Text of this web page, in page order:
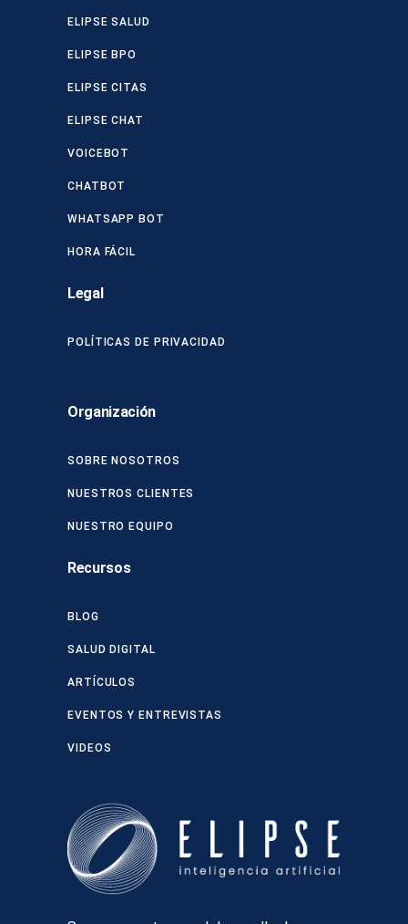
ELIPSE SALUD
ELIPSE BPO
ELIPSE CITAS
ELIPSE CHAT
VOICEBOT
CHATBOT
WHATSAPP BOT
HORA FÁCIL
Legal
POLÍTICAS DE PRIVACIDAD
Organización
SOBRE NOSOTROS
NUESTROS CLIENTES
NUESTRO EQUIPO
Recursos
BLOG
SALUD DIGITAL
ARTÍCULOS
EVENTOS Y ENTREVISTAS
VIDEOS